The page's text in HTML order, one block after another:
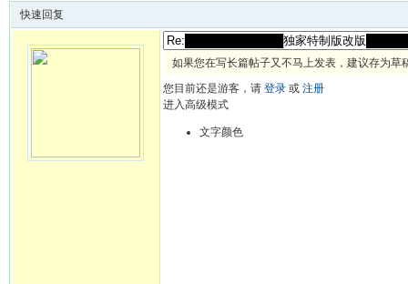
快速回复
如果您在写长篇帖子又不马上发表，建议存为草
您目前还是游客，请 登录 或 注册
进入高级模式
文字颜色